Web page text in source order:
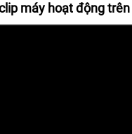
máy hoạt động